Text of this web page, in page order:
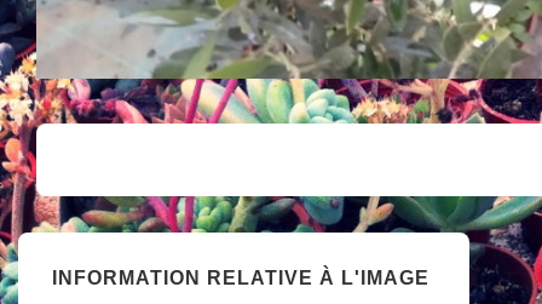
INFORMATION RELATIVE À L'IMAGE